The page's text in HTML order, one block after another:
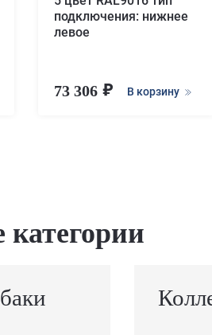
подключения: нижнее
левое
73 306 В корзину